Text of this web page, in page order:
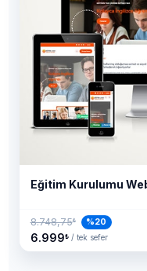
Eğitim Kurulumu
8.748,75₺ %20
6.999₺ / tek sefer